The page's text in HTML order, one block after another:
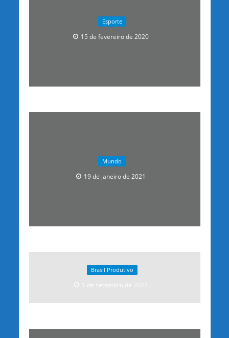
Esporte
15 de fevereiro de 2020
Mundo
19 de janeiro de 2021
Brasil Produtivo
1 de setembro de 2023